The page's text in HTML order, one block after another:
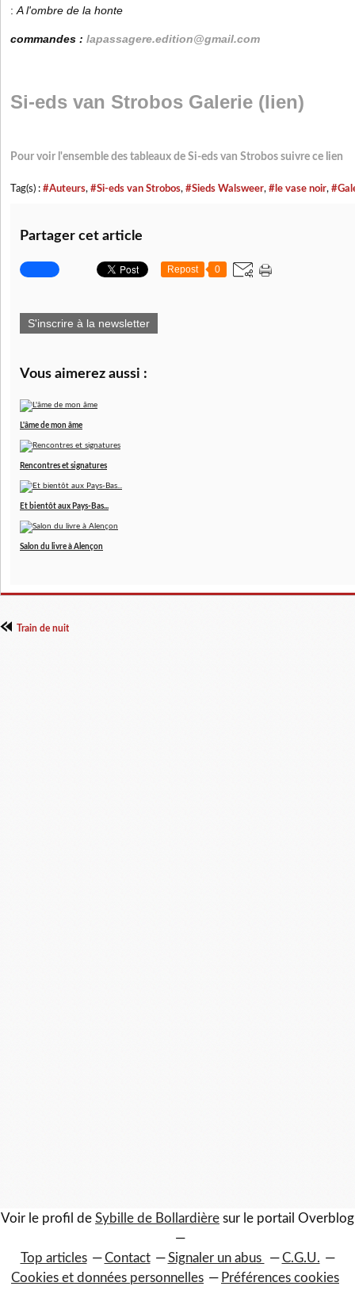
: A l'ombre de la honte
commandes : lapassagere.edition@gmail.com
Si-eds van Strobos Galerie (lien)
Pour voir l'ensemble des tableaux de Si-eds van Strobos suivre ce lien
Tag(s) : #Auteurs, #Si-eds van Strobos, #Sieds Walsweer, #le vase noir,
Partager cet article
Repost 0
S'inscrire à la newsletter
Vous aimerez aussi :
L'âme de mon âme
Rencontres et signatures
Et bientôt aux Pays-Bas...
Salon du livre à Alençon
Train de nuit
Voir le profil de Sybille de Bollardière sur le portail Overblog
Top articles Contact Signaler un abus
C.G.U.
Cookies et données personnelles
Préférences cookies